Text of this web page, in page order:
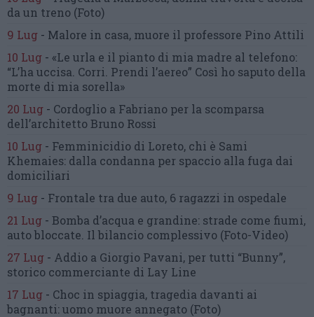
da un treno (Foto)
9 Lug - Malore in casa, muore il professore Pino Attili
10 Lug - «Le urla e il pianto di mia madre al telefono:
“L’ha uccisa. Corri. Prendi l’aereo” Così ho saputo della
morte di mia sorella»
20 Lug - Cordoglio a Fabriano per la scomparsa
dell’architetto Bruno Rossi
10 Lug - Femminicidio di Loreto, chi è Sami
Khemaies: dalla condanna per spaccio alla fuga dai
domiciliari
9 Lug - Frontale tra due auto, 6 ragazzi in ospedale
21 Lug - Bomba d’acqua e grandine: strade come fiumi,
auto bloccate. Il bilancio complessivo (Foto-Video)
27 Lug - Addio a Giorgio Pavani, per tutti “Bunny”,
storico commerciante di Lay Line
17 Lug - Choc in spiaggia, tragedia davanti ai
bagnanti:uomo muore annegato (Foto)